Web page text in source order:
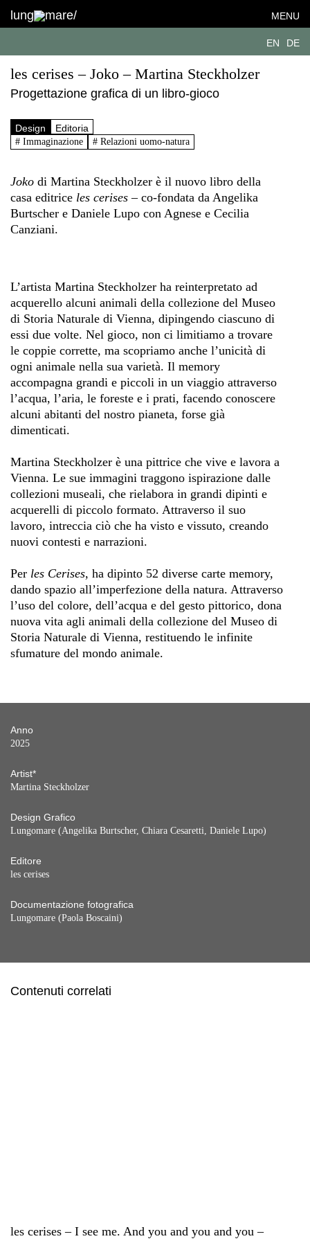
lung mare/ MENU
EN DE
les cerises – Joko – Martina Steckholzer
Progettazione grafica di un libro-gioco
Design Editoria
# Immaginazione # Relazioni uomo-natura
Joko di Martina Steckholzer è il nuovo libro della
casa editrice les cerises – co-fondata da Angelika
Burtscher e Daniele Lupo con Agnese e Cecilia
Canziani.
L’artista Martina Steckholzer ha reinterpretato ad
acquerello alcuni animali della collezione del Museo
di Storia Naturale di Vienna, dipingendo ciascuno di
essi due volte. Nel gioco, non ci limitiamo a trovare
le coppie corrette, ma scopriamo anche l’unicità di
ogni animale nella sua varietà. Il memory
accompagna grandi e piccoli in un viaggio attraverso
l’acqua, l’aria, le foreste e i prati, facendo conoscere
alcuni abitanti del nostro pianeta, forse già
dimenticati.
Martina Steckholzer è una pittrice che vive e lavora a
Vienna. Le sue immagini traggono ispirazione dalle
collezioni museali, che rielabora in grandi dipinti e
acquerelli di piccolo formato. Attraverso il suo
lavoro, intreccia ciò che ha visto e vissuto, creando
nuovi contesti e narrazioni.
Per les Cerises, ha dipinto 52 diverse carte memory,
dando spazio all’imperfezione della natura. Attraverso
l’uso del colore, dell’acqua e del gesto pittorico, dona
nuova vita agli animali della collezione del Museo di
Storia Naturale di Vienna, restituendo le infinite
sfumature del mondo animale.
Anno
2025
Artist*
Martina Steckholzer
Design Grafico
Lungomare (Angelika Burtscher, Chiara Cesaretti, Daniele Lupo)
Editore
les cerises
Documentazione fotografica
Lungomare (Paola Boscaini)
Contenuti correlati
les cerises – I see me. And you and you and you –